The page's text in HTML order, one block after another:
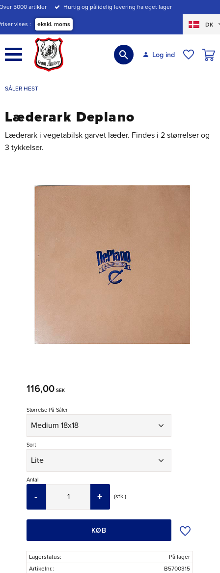
Menu
5000 artikler Hurtig og pålidelig levering fra eget lager
vises ekskl. moms DK
Log ind
SÅLER HEST
Læderark Deplano
Læderark i vegetabilsk garvet læder. Findes i 2 størrelser og
3 tykkelser.
116,00 SEK
Størrelse På Såler
Sort
Antal
stk.
+
-
KØB Tilføj til
Lagerstatus
På lager
Artikelnr.
B5700315